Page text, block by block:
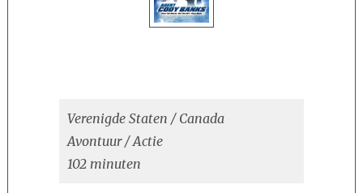
Verenigde Staten / Canada
Avontuur / Actie
102 minuten